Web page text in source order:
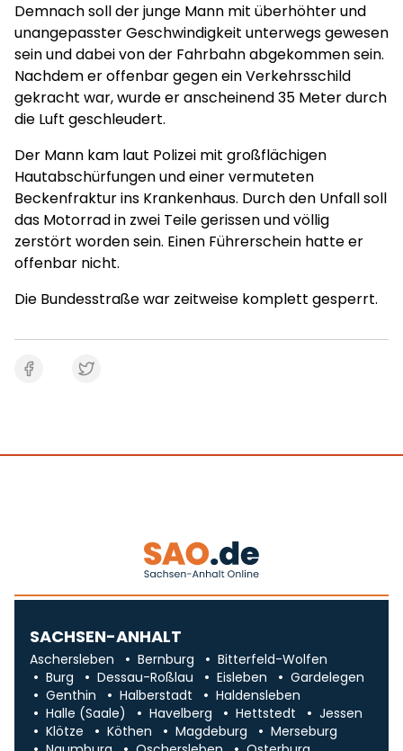
Demnach soll der junge Mann mit überhöhter und
unangepasster Geschwindigkeit unterwegs gewesen
sein und dabei von der Fahrbahn abgekommen sein.
Nachdem er offenbar gegen ein Verkehrsschild
gekracht war, wurde er anscheinend 35 Meter durch
die Luft geschleudert.
Der Mann kam laut Polizei mit großflächigen
Hautabschürfungen und einer vermuteten
Beckenfraktur ins Krankenhaus. Durch den Unfall soll
das Motorrad in zwei Teile gerissen und völlig
zerstört worden sein. Einen Führerschein hatte er
offenbar nicht.
Die Bundesstraße war zeitweise komplett gesperrt.
SACHSEN-ANHALT
Aschersleben Bernburg
Bitterfeld-Wolfen
Burg
Dessau-Roßlau Eisleben
Gardelegen
Genthin
Halberstadt
Haldensleben
Halle (Saale)
Havelberg Hettstedt
Jessen
Klötze
Köthen Magdeburg
Merseburg